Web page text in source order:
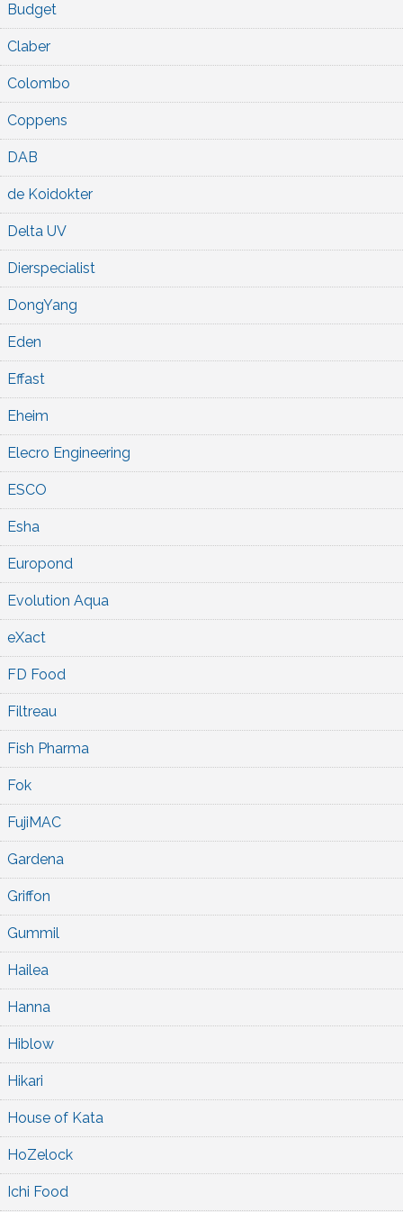
Budget
Claber
Colombo
Coppens
DAB
de Koidokter
Delta UV
Dierspecialist
DongYang
Eden
Effast
Eheim
Elecro Engineering
ESCO
Esha
Europond
Evolution Aqua
eXact
FD Food
Filtreau
Fish Pharma
Fok
FujiMAC
Gardena
Griffon
Gummil
Hailea
Hanna
Hiblow
Hikari
House of Kata
HoZelock
Ichi Food